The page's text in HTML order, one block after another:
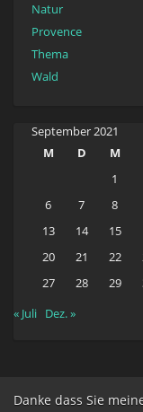
Natur
Provence
Thema
Wald
September 2021
M
D M
1
6
7 8
13
14 15
20
21 22
27
28 29
« Juli Dez. »
Danke dass Sie